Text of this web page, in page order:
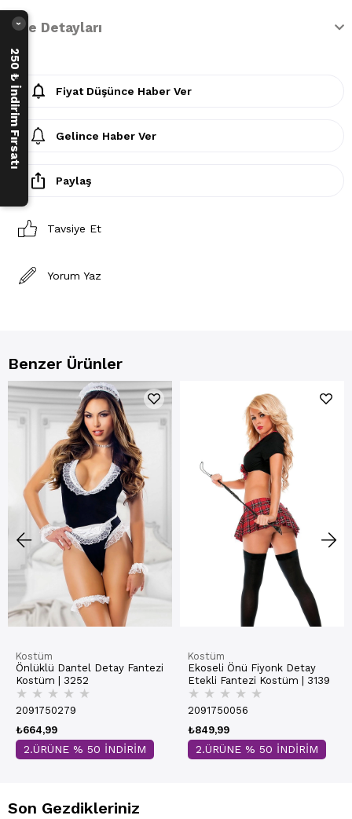
İade Detayları
Fiyat Düşünce Haber Ver
Gelince Haber Ver
Paylaş
Tavsiye Et
Yorum Yaz
Benzer Ürünler
Kostüm
Önlüklü Dantel Detay Fantezi
Kostüm | 3252
★ ★ ★ ★ ★
2091750279
₺664,99
2.ÜRÜNE % 50 İNDİRİM
Kostüm
Ekoseli Önü Fiyonk Detay
Etekli Fantezi Kostüm | 3139
★ ★ ★ ★ ★
2091750056
₺849,99
2.ÜRÜNE % 50 İNDİRİM
Son Gezdikleriniz
250 ₺ İndirim Fırsatı
›